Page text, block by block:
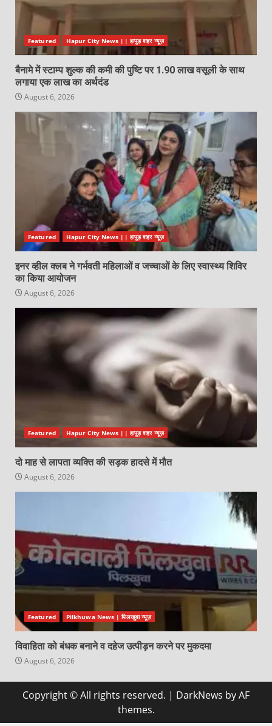
Featured Hapur City News || हापुड़ शहर न्यूज़
बैनामे में स्टाम्प शुल्क की कमी की पुष्टि पर 1.90 लाख वसूली के साथ
लगाया एक लाख का अर्थदंड
August 6, 2026
Featured Hapur City News || हापुड़ शहर न्यूज़
इनर व्हील क्लब ने गर्भवती महिलाओं व जच्चाओं के लिए स्वास्थ्य शिविर
का किया आयोजन
August 6, 2026
Featured Hapur City News || हापुड़ शहर न्यूज़
दो माह से लापता व्यक्ति की सड़क हादसे में मौत
August 6, 2026
Featured Pilkhuwa News | पिलखुवा न्यूज़
विवाहिता को बंधक बनाने व दहेज उत्पीड़न करने पर मुकदमा
August 6, 2026
Copyright © All rights reserved. | DarkNews by AF
themes.